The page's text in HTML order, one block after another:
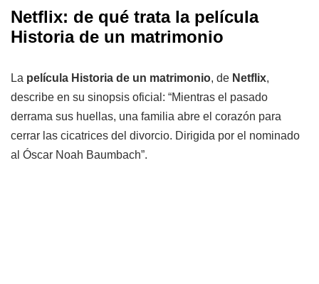
Netflix: de qué trata la película
Historia de un matrimonio
La película Historia de un matrimonio, de Netflix,
describe en su sinopsis oficial: “Mientras el pasado
derrama sus huellas, una familia abre el corazón para
cerrar las cicatrices del divorcio. Dirigida por el nominado
al Óscar Noah Baumbach”.